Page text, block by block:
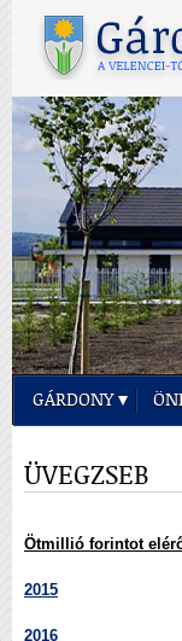
GÁRDONY
ÜVEGZSEB
Ötmillió forintot
2015
2016